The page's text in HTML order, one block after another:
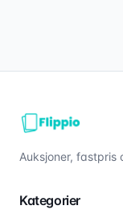
Auksjoner,
Kategorier